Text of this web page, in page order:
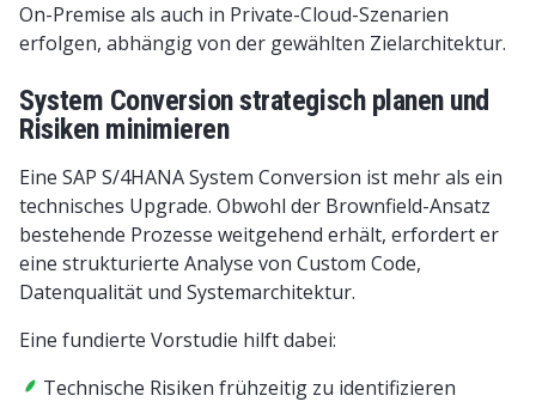
On-Premise als auch in Private-Cloud-Szenarien
erfolgen, abhängig von der gewählten Zielarchitektur.
System Conversion strategisch planen und
Risiken minimieren
Eine SAP S/4HANA System Conversion ist mehr als ein
technisches Upgrade. Obwohl der Brownfield-Ansatz
bestehende Prozesse weitgehend erhält, erfordert er
eine strukturierte Analyse von Custom Code,
Datenqualität und Systemarchitektur.
Eine fundierte Vorstudie hilft dabei:
Technische Risiken frühzeitig zu identifizieren